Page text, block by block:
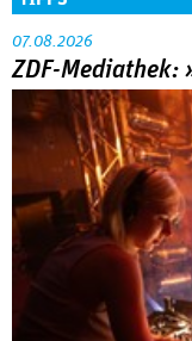
07.08.2026
ZDF-Mediathek: